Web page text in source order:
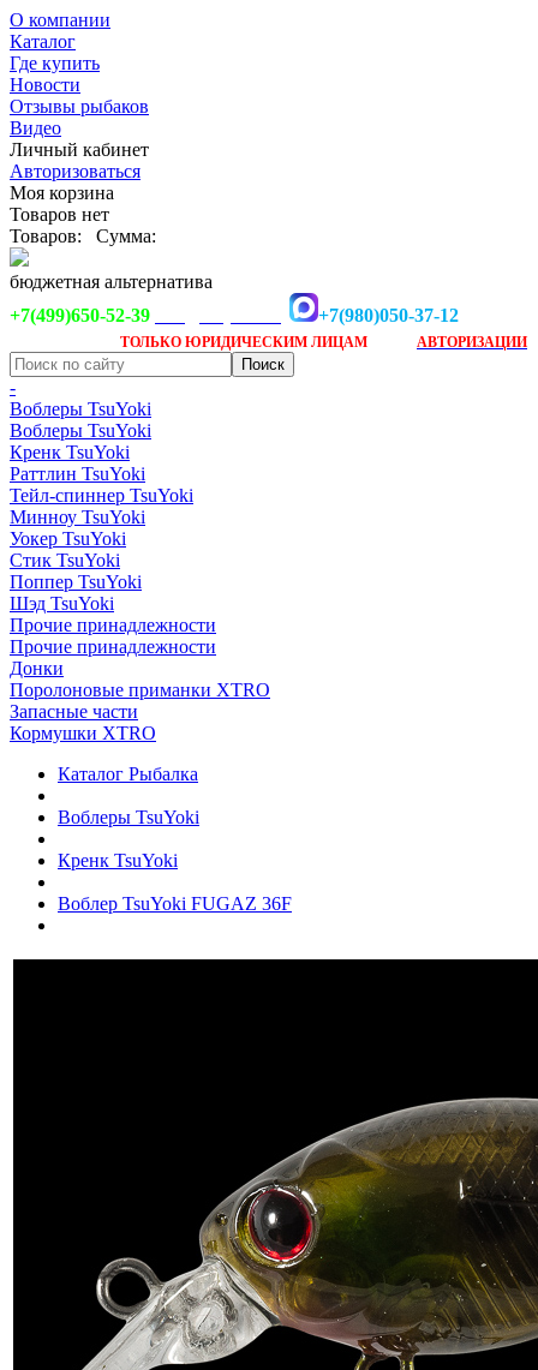
О компании
Каталог
Где купить
Новости
Отзывы рыбаков
Видео
Личный кабинет
Авторизоваться
Моя корзина
Товаров нет
Товаров:
Сумма:
бюджетная альтернатива
+7(499)650-52-39
+7(980)050-37-12
ТОЛЬКО ЮРИДИЧЕСКИМ ЛИЦАМ АВТОРИЗАЦИИ
-
Воблеры TsuYoki
Воблеры TsuYoki
Кренк TsuYoki
Раттлин TsuYoki
Тейл-спиннер TsuYoki
Минноу TsuYoki
Уокер TsuYoki
Стик TsuYoki
Поппер TsuYoki
Шэд TsuYoki
Прочие принадлежности
Прочие принадлежности
Донки
Поролоновые приманки XTRO
Запасные части
Кормушки XTRO
Каталог Рыбалка
Воблеры TsuYoki
Кренк TsuYoki
Воблер TsuYoki FUGAZ 36F